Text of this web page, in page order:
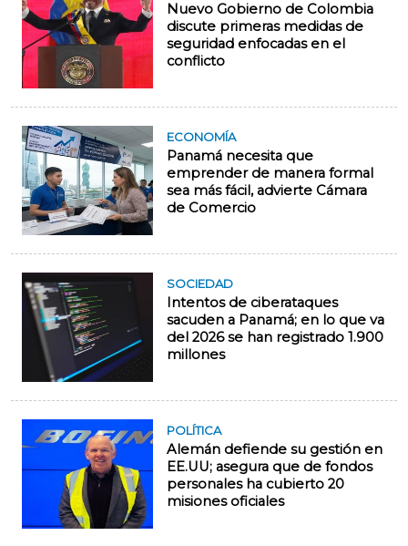
Nuevo Gobierno de Colombia
discute primeras medidas de
seguridad enfocadas en el
conflicto
ECONOMÍA
Panamá necesita que
emprender de manera formal
sea más fácil, advierte Cámara
de Comercio
SOCIEDAD
Intentos de ciberataques
sacuden a Panamá; en lo que va
del 2026 se han registrado 1.900
millones
POLÍTICA
Alemán defiende su gestión en
EE.UU; asegura que de fondos
personales ha cubierto 20
misiones oficiales